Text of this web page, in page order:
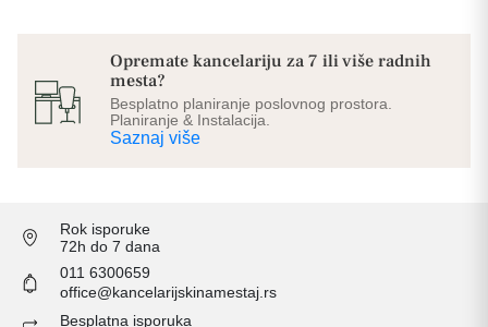
Opremate kancelariju za 7 ili više radnih
mesta?
Besplatno planiranje poslovnog prostora.
Planiranje & Instalacija.
Saznaj više
Rok isporuke
72h do 7 dana
011 6300659
office@kancelarijskinamestaj.rs
Besplatna isporuka